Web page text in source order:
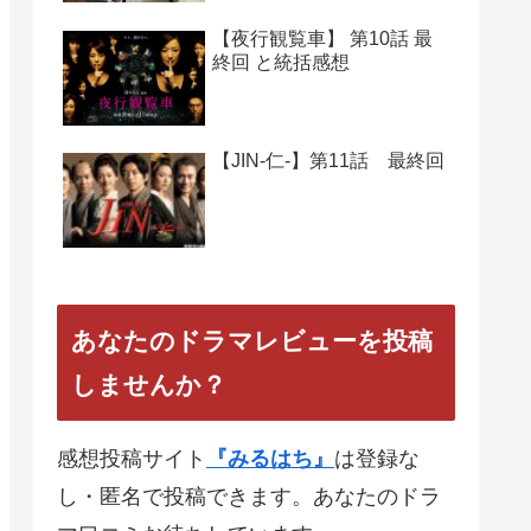
【夜行観覧車】 第10話 最
終回 と統括感想
【JIN-仁-】第11話 最終回
あなたのドラマレビューを投稿
しませんか？
感想投稿サイト 『みるはち』 は登録な
し・匿名で投稿できます。あなたのドラ